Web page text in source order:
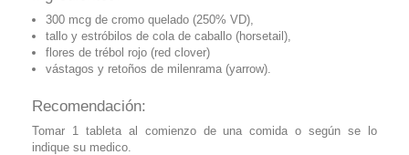
300 mcg de cromo quelado (250% VD),
tallo y estróbilos de cola de caballo (horsetail),
flores de trébol rojo (red clover)
vástagos y retoños de milenrama (yarrow).
Recomendación:
Tomar 1 tableta al comienzo de una comida o según se lo
indique su medico.